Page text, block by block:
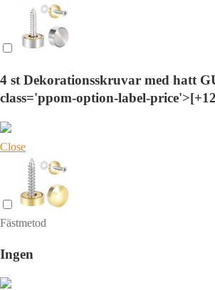
4 st Dekorationsskruvar med hatt
class='ppom-option-label-
Close
Fästmetod
Ingen